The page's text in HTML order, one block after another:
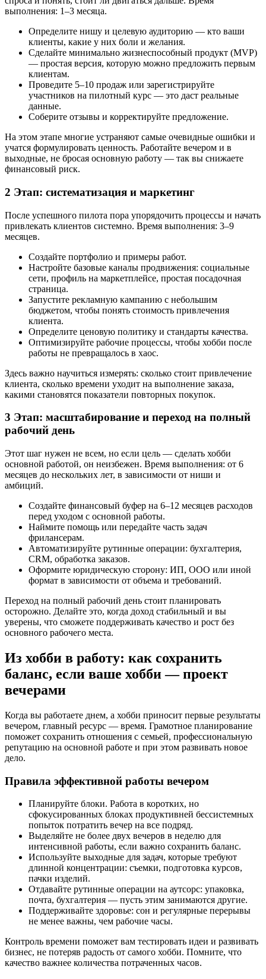
выполнения: 1–3 месяца.
Определите нишу и целевую аудиторию — кто ваши
клиенты, какие у них боли и желания.
Сделайте минимально жизнеспособный продукт (MVP)
— простая версия, которую можно предложить первым
клиентам.
Проведите 5–10 продаж или зарегистрируйте
участников на пилотный курс — это даст реальные
данные.
Соберите отзывы и корректируйте предложение.
На этом этапе многие устраняют самые очевидные ошибки и
учатся формулировать ценность. Работайте вечером и в
выходные, не бросая основную работу — так вы снижаете
финансовый риск.
2 Этап: систематизация и маркетинг
После успешного пилота пора упорядочить процессы и начать
привлекать клиентов системно. Время выполнения: 3–9
месяцев.
Создайте портфолио и примеры работ.
Настройте базовые каналы продвижения: социальные
сети, профиль на маркетплейсе, простая посадочная
страница.
Запустите рекламную кампанию с небольшим
бюджетом, чтобы понять стоимость привлечения
клиента.
Определите ценовую политику и стандарты качества.
Оптимизируйте рабочие процессы, чтобы хобби после
работы не превращалось в хаос.
Здесь важно научиться измерять: сколько стоит привлечение
клиента, сколько времени уходит на выполнение заказа,
какими становятся показатели повторных покупок.
3 Этап: масштабирование и переход на полный
рабочий день
Этот шаг нужен не всем, но если цель — сделать хобби
основной работой, он неизбежен. Время выполнения: от 6
месяцев до нескольких лет, в зависимости от ниши и
амбиций.
Создайте финансовый буфер на 6–12 месяцев расходов
перед уходом с основной работы.
Наймите помощь или передайте часть задач
фрилансерам.
Автоматизируйте рутинные операции: бухгалтерия,
CRM, обработка заказов.
Оформите юридическую сторону: ИП, ООО или иной
формат в зависимости от объема и требований.
Переход на полный рабочий день стоит планировать
осторожно. Делайте это, когда доход стабильный и вы
уверены, что сможете поддерживать качество и рост без
основного рабочего места.
Из хобби в работу: как сохранить
баланс, если ваше хобби — проект
вечерами
Когда вы работаете днем, а хобби приносит первые результаты
вечером, главный ресурс — время. Грамотное планирование
поможет сохранить отношения с семьей, профессиональную
репутацию на основной работе и при этом развивать новое
дело.
Правила эффективной работы вечером
Планируйте блоки. Работа в коротких, но
сфокусированных блоках продуктивней бессистемных
попыток потратить вечер на все подряд.
Выделяйте не более двух вечеров в неделю для
интенсивной работы, если важно сохранить баланс.
Используйте выходные для задач, которые требуют
длинной концентрации: съемки, подготовка курсов,
пачки изделий.
Отдавайте рутинные операции на аутсорс: упаковка,
почта, бухгалтерия — пусть этим занимаются другие.
Поддерживайте здоровье: сон и регулярные перерывы
не менее важны, чем рабочие часы.
Контроль времени поможет вам тестировать идеи и развивать
бизнес, не потеряв радость от самого хобби. Помните, что
качество важнее количества потраченных часов.